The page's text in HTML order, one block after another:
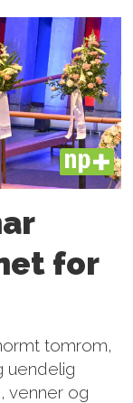
PLUS
for
tomrom,
uendelig
venner og